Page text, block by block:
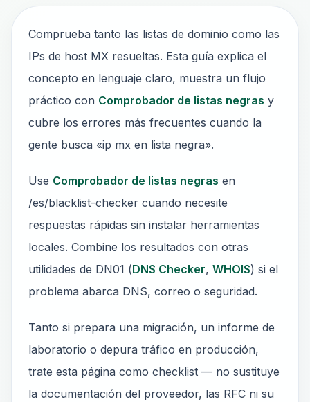
Comprueba tanto las listas de dominio como las
IPs de host MX resueltas. Esta guía explica el
concepto en lenguaje claro, muestra un flujo
práctico con Comprobador de listas negras y
cubre los errores más frecuentes cuando la
gente busca «ip mx en lista negra».
Use Comprobador de listas negras en
/es/blacklist-checker cuando necesite
respuestas rápidas sin instalar herramientas
locales. Combine los resultados con otras
utilidades de DN01 (DNS Checker, WHOIS) si el
problema abarca DNS, correo o seguridad.
Tanto si prepara una migración, un informe de
laboratorio o depura tráfico en producción,
trate esta página como checklist — no sustituye
la documentación del proveedor, las RFC ni su